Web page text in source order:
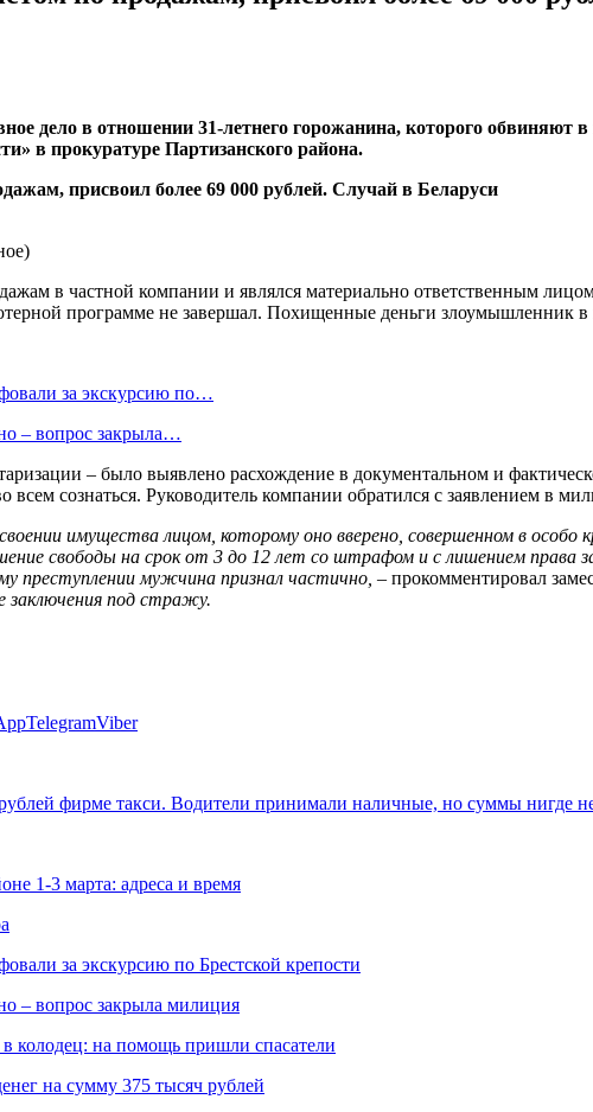
дело в отношении 31-летнего горожанина, которого обвиняют
в прокуратуре Партизанского района.
в частной компании и являлся материально ответственным
программе не завершал. Похищенные деньги злоумышленник
за экскурсию по…
– вопрос закрыла…
– было выявлено расхождение в документальном и
всем сознаться. Руководитель компании обратился с заявлением в
имущества лицом, которому оно вверено, совершенном в
свободы на срок от 3 до 12 лет со штрафом и с лишением
преступлении мужчина признал частично, – прокомментировал
заключения под стражу.
TelegramViber
фирме такси. Водители принимали наличные, но суммы нигде
1-3 марта: адреса и время
за экскурсию по Брестской крепости
– вопрос закрыла милиция
колодец: на помощь пришли спасатели
на сумму 375 тысяч рублей